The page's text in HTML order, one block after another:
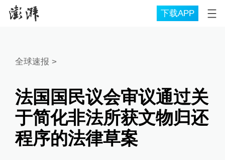
下载APP
全球速报 >
法国国民议会审议通过关
于简化非法所获文物归还
程序的法律草案